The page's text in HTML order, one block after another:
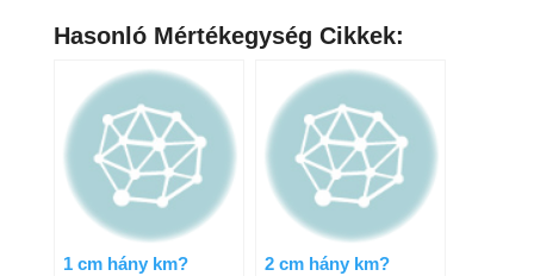
Hasonló Mértékegység Cikkek:
1 cm hány km? 2 cm hány km?